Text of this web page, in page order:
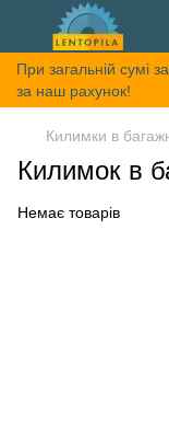
При загальній сумі
за наш рахунок!
Килимки в
Килимок в
Немає товарів